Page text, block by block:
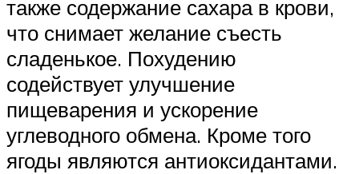
также содержание сахара в крови,
что снимает желание съесть
сладенькое. Похудению
содействует улучшение
пищеварения и ускорение
углеводного обмена. Кроме того
ягоды являются антиоксидантами.